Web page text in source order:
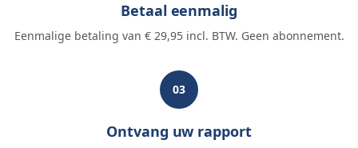
Betaal eenmalig
Eenmalige betaling van € 29,95 incl. BTW. Geen abonnement.
03
Ontvang uw rapport